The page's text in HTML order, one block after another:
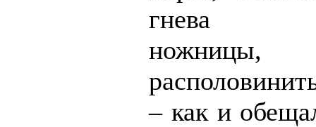
гнева
– как и